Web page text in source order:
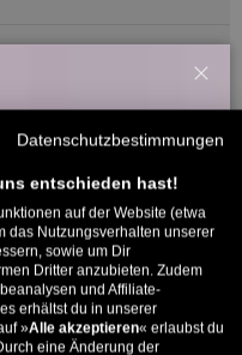
22/07/2024
per Mail zugeschickt.
Aufgepasst: Du
🤫
11% ab €150 🔥
Datenschutzbestimmungen
entschieden hast!
auf der Website (etwa
das Nutzungsverhalten unserer
sowie um Dir
Dritter anzubieten. Zudem
und Affiliate-
erhältst du in unserer
»Alle akzeptieren« erlaubst du
eine Änderung der